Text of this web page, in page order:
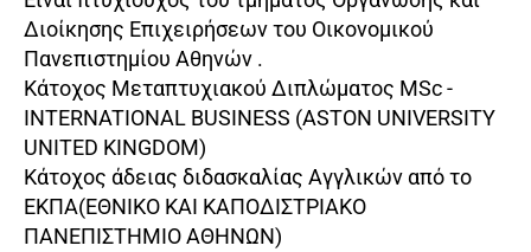
Διοίκησης Επιχειρήσεων του Οικονομικού
Πανεπιστημίου Αθηνών .
Κάτοχος Μεταπτυχιακού Διπλώματος MSc -
INTERNATIONAL BUSINESS (ASTON UNIVERSITY
UNITED KINGDOM)
Κάτοχος άδειας διδασκαλίας Αγγλικών από το
ΕΚΠΑ(ΕΘΝΙΚΟ ΚΑΙ ΚΑΠΟΔΙΣΤΡΙΑΚΟ
ΠΑΝΕΠΙΣΤΗΜΙΟ ΑΘΗΝΩΝ)